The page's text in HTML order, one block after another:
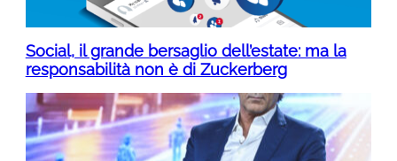
Social, il grande bersaglio dell’estate: ma la
responsabilità non è di Zuckerberg